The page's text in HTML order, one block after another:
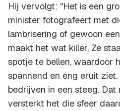
Hij vervolgt: "Het is een
minister fotografeert met
lambrisering of gewoon
maakt het wat killer. Ze
spotje te bellen, waardoor
spannend en eng eruit
bedrijven in een steeg.
versterkt het die sfeer